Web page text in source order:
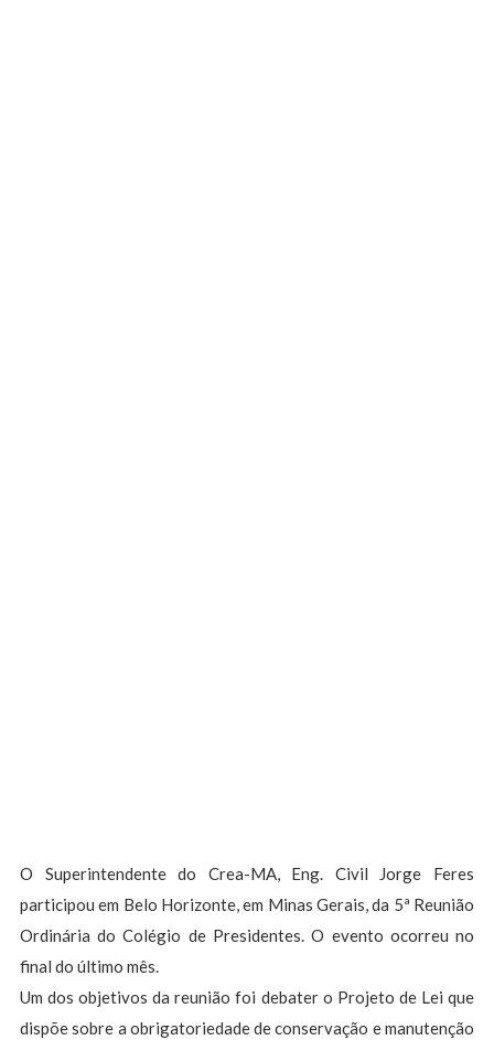
O Superintendente do Crea-MA, Eng. Civil Jorge Feres
participou em Belo Horizonte, em Minas Gerais, da 5ª Reunião
Ordinária do Colégio de Presidentes. O evento ocorreu no
final do último mês.
Um dos objetivos da reunião foi debater o Projeto de Lei que
dispõe sobre a obrigatoriedade de conservação e manutenção